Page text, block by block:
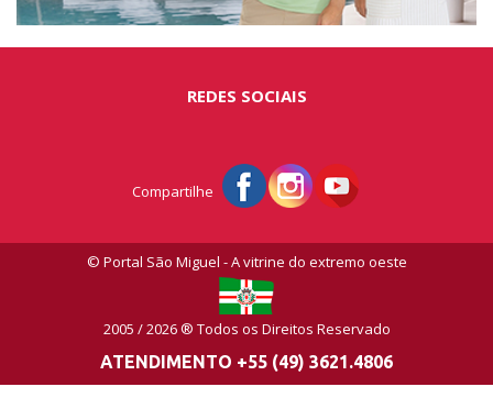
REDES SOCIAIS
Compartilhe
© Portal São Miguel - A vitrine do extremo oeste
2005 / 2026 ® Todos os Direitos Reservado
ATENDIMENTO +55 (49) 3621.4806